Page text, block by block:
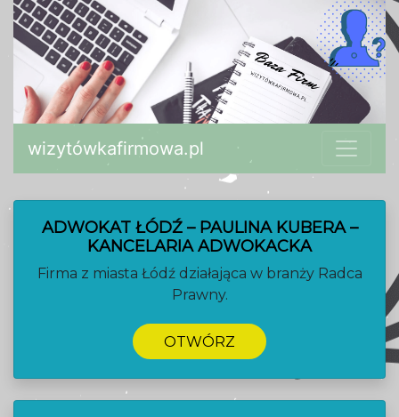
wizytówkafirmowa.pl
ADWOKAT ŁÓDŹ – PAULINA KUBERA –
KANCELARIA ADWOKACKA
Firma z miasta Łódź działająca w branży Radca
Prawny.
OTWÓRZ